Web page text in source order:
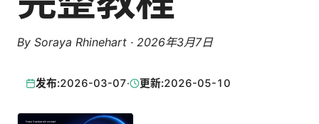
By Soraya Rhinehart · 2026年3月7日
发布:2026-03-07· 更新:2026-05-10